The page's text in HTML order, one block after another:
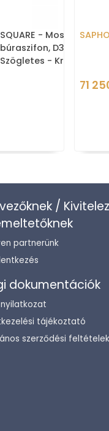
SQUARE - Mosdószifon,
búraszifon, D32mm -
Szögletes - Krómozott
SAPHO
71
/
partnerünk
dokumentációk
tájékoztató
szerződési feltételek